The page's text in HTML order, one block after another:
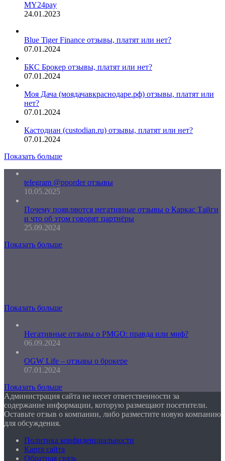
MY24pay
24.01.2023
Blue Tiger Finance отзывы, платят или нет?
07.01.2024
БКС Брокер отзывы, платят или нет?
07.01.2024
Моя Дача (моядачавкраснодаре.рф) отзывы, платят или
нет?
07.01.2024
Кастодиан (custodian.ru) отзывы, платят или нет?
07.01.2024
Показать больше
telegram @pporder отзывы
10.05.2025
Почему появляются негативные отзывы о Каркас Тайги
и что об этом говорят партнёры
25.09.2024
Показать больше
Показать больше
Негативные отзывы о PMGO: правда или миф?
06.09.2024
OGW Life – отзывы о брокере
07.01.2024
Показать больше
Администрация сайта не несет ответственности за
содержание информации, которую размещают посетители.
Оставьте отзыв о компании, либо разместите новую компанию
для обсуждения.
Политика конфиденциальности
Карта сайта
Обратная связь